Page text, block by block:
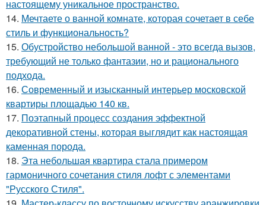
настоящему уникальное пространство.
14. Мечтаете о ванной комнате, которая сочетает в себе
стиль и функциональность?
15. Обустройство небольшой ванной - это всегда вызов,
требующий не только фантазии, но и рационального
подхода.
16. Современный и изысканный интерьер московской
квартиры площадью 140 кв.
17. Поэтапный процесс создания эффектной
декоративной стены, которая выглядит как настоящая
каменная порода.
18. Эта небольшая квартира стала примером
гармоничного сочетания стиля лофт с элементами
"Русского Стиля".